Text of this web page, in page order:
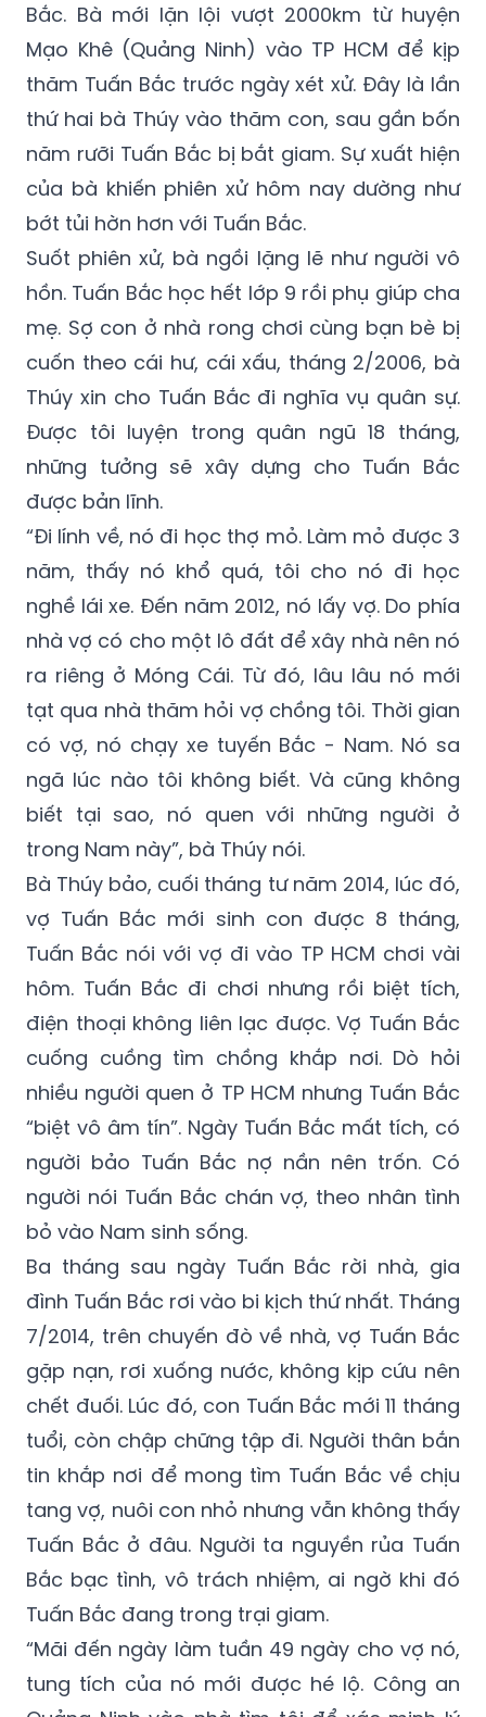
Bắc. Bà mới lặn lội vượt 2000km từ huyện
Mạo Khê (Quảng Ninh) vào TP HCM để kịp
thăm Tuấn Bắc trước ngày xét xử. Đây là lần
thứ hai bà Thúy vào thăm con, sau gần bốn
năm rưỡi Tuấn Bắc bị bắt giam. Sự xuất hiện
của bà khiến phiên xử hôm nay dường như
bớt tủi hờn hơn với Tuấn Bắc.
Suốt phiên xử, bà ngồi lặng lẽ như người vô
hồn. Tuấn Bắc học hết lớp 9 rồi phụ giúp cha
mẹ. Sợ con ở nhà rong chơi cùng bạn bè bị
cuốn theo cái hư, cái xấu, tháng 2/2006, bà
Thúy xin cho Tuấn Bắc đi nghĩa vụ quân sự.
Được tôi luyện trong quân ngũ 18 tháng,
những tưởng sẽ xây dựng cho Tuấn Bắc
được bản lĩnh.
“Đi lính về, nó đi học thợ mỏ. Làm mỏ được 3
năm, thấy nó khổ quá, tôi cho nó đi học
nghề lái xe. Đến năm 2012, nó lấy vợ. Do phía
nhà vợ có cho một lô đất để xây nhà nên nó
ra riêng ở Móng Cái. Từ đó, lâu lâu nó mới
tạt qua nhà thăm hỏi vợ chồng tôi. Thời gian
có vợ, nó chạy xe tuyến Bắc - Nam. Nó sa
ngã lúc nào tôi không biết. Và cũng không
biết tại sao, nó quen với những người ở
trong Nam này”, bà Thúy nói.
Bà Thúy bảo, cuối tháng tư năm 2014, lúc đó,
vợ Tuấn Bắc mới sinh con được 8 tháng,
Tuấn Bắc nói với vợ đi vào TP HCM chơi vài
hôm. Tuấn Bắc đi chơi nhưng rồi biệt tích,
điện thoại không liên lạc được. Vợ Tuấn Bắc
cuống cuồng tìm chồng khắp nơi. Dò hỏi
nhiều người quen ở TP HCM nhưng Tuấn Bắc
“biệt vô âm tín”. Ngày Tuấn Bắc mất tích, có
người bảo Tuấn Bắc nợ nần nên trốn. Có
người nói Tuấn Bắc chán vợ, theo nhân tình
bỏ vào Nam sinh sống.
Ba tháng sau ngày Tuấn Bắc rời nhà, gia
đình Tuấn Bắc rơi vào bi kịch thứ nhất. Tháng
7/2014, trên chuyến đò về nhà, vợ Tuấn Bắc
gặp nạn, rơi xuống nước, không kịp cứu nên
chết đuối. Lúc đó, con Tuấn Bắc mới 11 tháng
tuổi, còn chập chững tập đi. Người thân bắn
tin khắp nơi để mong tìm Tuấn Bắc về chịu
tang vợ, nuôi con nhỏ nhưng vẫn không thấy
Tuấn Bắc ở đâu. Người ta nguyền rủa Tuấn
Bắc bạc tình, vô trách nhiệm, ai ngờ khi đó
Tuấn Bắc đang trong trại giam.
“Mãi đến ngày làm tuần 49 ngày cho vợ nó,
tung tích của nó mới được hé lộ. Công an